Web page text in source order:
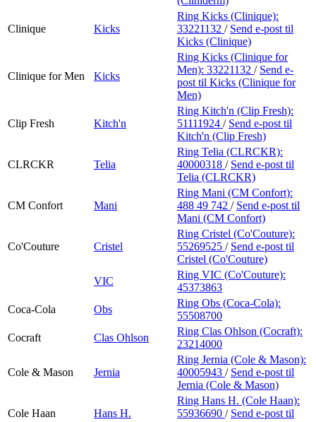
Clinique Kicks
Ring Kicks (Clinique):
33221132 / Send e-post til
Kicks (Clinique)
Clinique for Men Kicks
Ring Kicks (Clinique for
Men): 33221132 / Send e-
post til Kicks (Clinique for
Men)
Clip Fresh Kitch'n
Ring Kitch'n (Clip Fresh):
51111924 / Send e-post til
Kitch'n (Clip Fresh)
CLRCKR Telia
Ring Telia (CLRCKR):
40000318 / Send e-post til
Telia (CLRCKR)
CM Confort Mani
Ring Mani (CM Confort):
488 49 742 / Send e-post til
Mani (CM Confort)
Co'Couture Cristel
Ring Cristel (Co'Couture):
55269525 / Send e-post til
Cristel (Co'Couture)
VIC
Ring VIC (Co'Couture):
45373863
Coca-Cola
Obs
Ring Obs (Coca-Cola):
55508700
Cocraft
Clas Ohlson
Ring Clas Ohlson (Cocraft):
23214000
Cole & Mason Jernia
Ring Jernia (Cole & Mason):
40005943 / Send e-post til
Jernia (Cole & Mason)
Cole Haan Hans H.
Ring Hans H. (Cole Haan):
55936690 / Send e-post til